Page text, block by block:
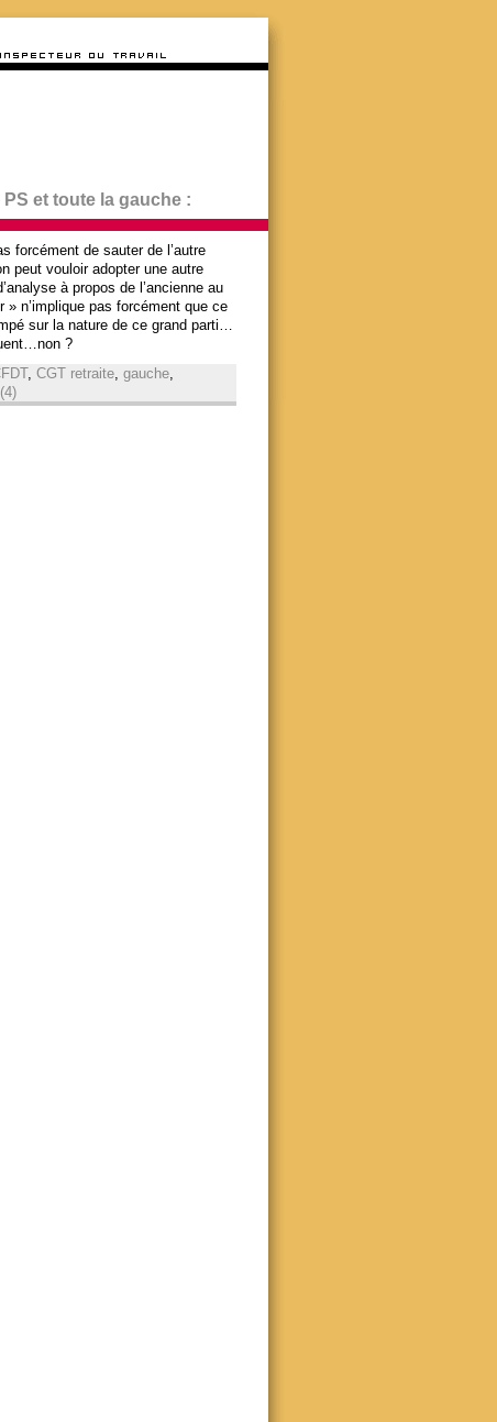
PS et toute la gauche :
forcément de sauter de l’autre
peut vouloir adopter une autre
à propos de l’ancienne au
n’implique pas forcément que ce
sur la nature de ce grand parti…
?
, CGT retraite, gauche,